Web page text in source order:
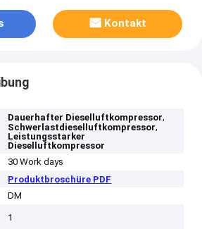
Kontakt
Dauerhafter Dieselluftkompressor,
Schwerlastdieselluftkompressor,
Leistungsstarker
Dieselluftkompressor
30 Work days
Produktbroschüre PDF
DM
1